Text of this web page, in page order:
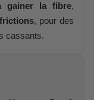
gainer la fibre,
, pour des
cassants.